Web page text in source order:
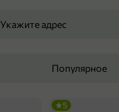
Укажите адрес
Популярное
5